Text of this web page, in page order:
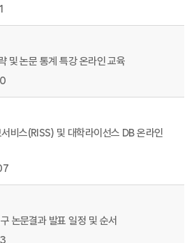
및 논문 통계 특강 온라인 교육
비스(RISS) 및 대학라이선스 DB 온라인
논문결과 발표 일정 및 순서